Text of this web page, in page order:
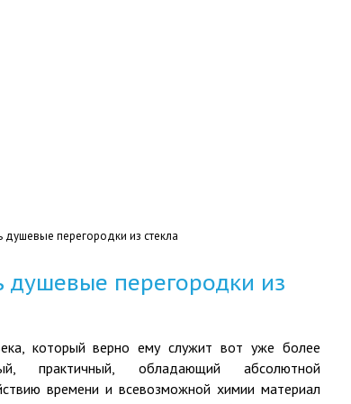
душевые перегородки из стекла
душевые перегородки из
который верно ему служит вот уже более
практичный, обладающий абсолютной
времени и всевозможной химии материал